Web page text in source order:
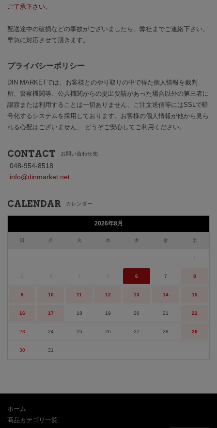
ご了承下さい。
配送途中の破損などの事故がございましたら、弊社までご連絡下さい。
早急に対応させて頂きます。
プライバシーポリシー
DIN MARKETでは、お客様とのやり取りの中で得た個人情報を裁判
所、警察機関等、公共機関からの提出要請があった場合以外の第三者に
譲渡または利用することは一切ありません、ご注文送信等にはSSLで暗
号化するシステムを採用しております。お客様の個人情報が他から見ら
れる心配はございません、 どうぞご安心してご利用ください。
CONTACT お問い合わせ先
048-954-8518
info@dinmarket.net
CALENDAR カレンダー
2026年8月
日 月 火 水 木 金 土
5 6 7 8
9 10 11 12 13 14 15
16 17 18 19 20 21 22
23 24 25 26 27 28 29
30 31
ホーム
商品カテゴリ一覧